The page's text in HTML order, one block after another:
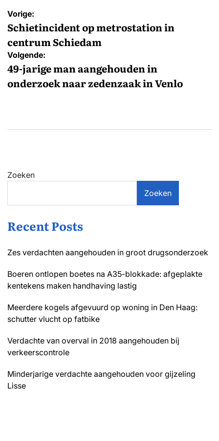
Bericht
navigatie
Vorige:
Schietincident op metrostation in
centrum Schiedam
Volgende:
49-jarige man aangehouden in
onderzoek naar zedenzaak in Venlo
Zoeken
Zoeken
Recent Posts
Zes verdachten aangehouden in groot drugsonderzoek
Boeren ontlopen boetes na A35-blokkade: afgeplakte
kentekens maken handhaving lastig
Meerdere kogels afgevuurd op woning in Den Haag:
schutter vlucht op fatbike
Verdachte van overval in 2018 aangehouden bij
verkeerscontrole
Minderjarige verdachte aangehouden voor gijzeling
Lisse